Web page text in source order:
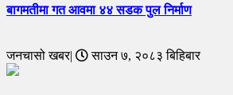
बागमतीमा गत आवमा ४४ सडक पुल निर्माण
जनचासो खबर| साउन ७, २०८३ बिहिबार